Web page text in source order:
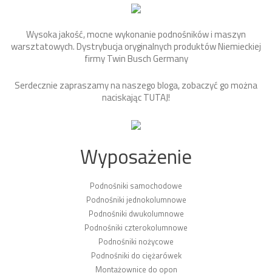
Wysoka jakość, mocne wykonanie podnośników i maszyn
warsztatowych. Dystrybucja oryginalnych produktów Niemieckiej
firmy Twin Busch Germany
Serdecznie zapraszamy na naszego bloga, zobaczyć go można
naciskającTUTAJ!
Wyposażenie
Podnośniki samochodowe
Podnośniki jednokolumnowe
Podnośniki dwukolumnowe
Podnośniki czterokolumnowe
Podnośniki nożycowe
Podnośniki do ciężarówek
Montażownice do opon